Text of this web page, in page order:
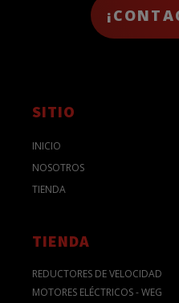
SITIO
INICIO
NOSOTROS
TIENDA
TIENDA
REDUCTORES DE VELOCIDAD
MOTORES ELÉCTRICOS - WEG